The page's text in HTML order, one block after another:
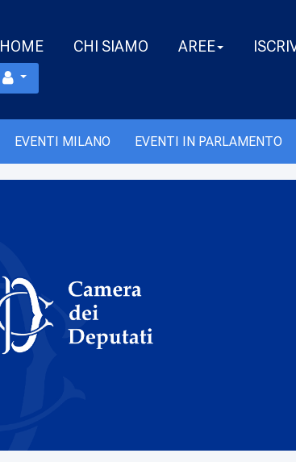
HOME CHI SIAMO AREE
EVENTI MILANO EVENTI IN PARLAMENTO